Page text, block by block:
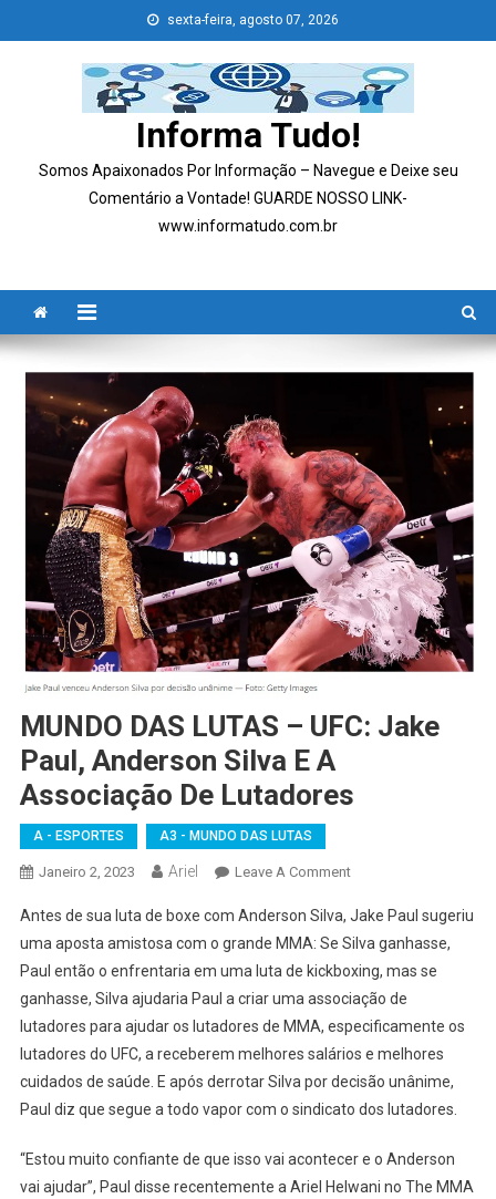
to
sexta-feira, agosto 07, 2026
Informa Tudo!
Somos Apaixonados Por Informação – Navegue e Deixe seu
Comentário a Vontade! GUARDE NOSSO LINK-
www.informatudo.com.br
MUNDO DAS LUTAS – UFC: Jake
Paul, Anderson Silva E A
Associação De Lutadores
A - ESPORTES A3 - MUNDO DAS LUTAS
Janeiro 2, 2023 Ariel Leave A CommentOn
DAS
LUTAS
–
UFC:
Jake
Paul,
Anderson
Silva
Antes de sua luta de boxe com Anderson Silva, Jake Paul sugeriu
uma aposta amistosa com o grande MMA: Se Silva ganhasse,
Paul então o enfrentaria em uma luta de kickboxing, mas se
ganhasse, Silva ajudaria Paul a criar uma associação de
lutadores para ajudar os lutadores de MMA, especificamente os
lutadores do UFC, a receberem melhores salários e melhores
cuidados de saúde. E após derrotar Silva por decisão unânime,
Paul diz que segue a todo vapor com o sindicato dos lutadores.
“Estou muito confiante de que isso vai acontecer e o Anderson
vai ajudar”, Paul disse recentemente a Ariel Helwani no The MMA